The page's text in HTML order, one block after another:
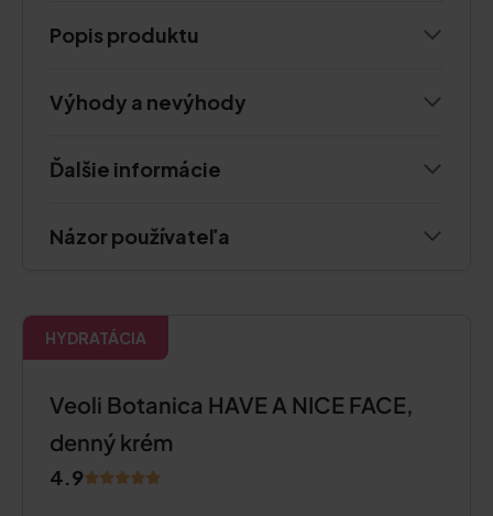
Popis produktu
Výhody a nevýhody
Ďalšie informácie
Názor používateľa
HYDRATÁCIA
Veoli Botanica HAVE A NICE FACE,
denný krém
4.9